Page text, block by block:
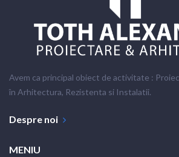
Avem ca principal obiect de activitate :
în Arhitectura, Rezistenta si Instalatii.
Despre noi
MENIU